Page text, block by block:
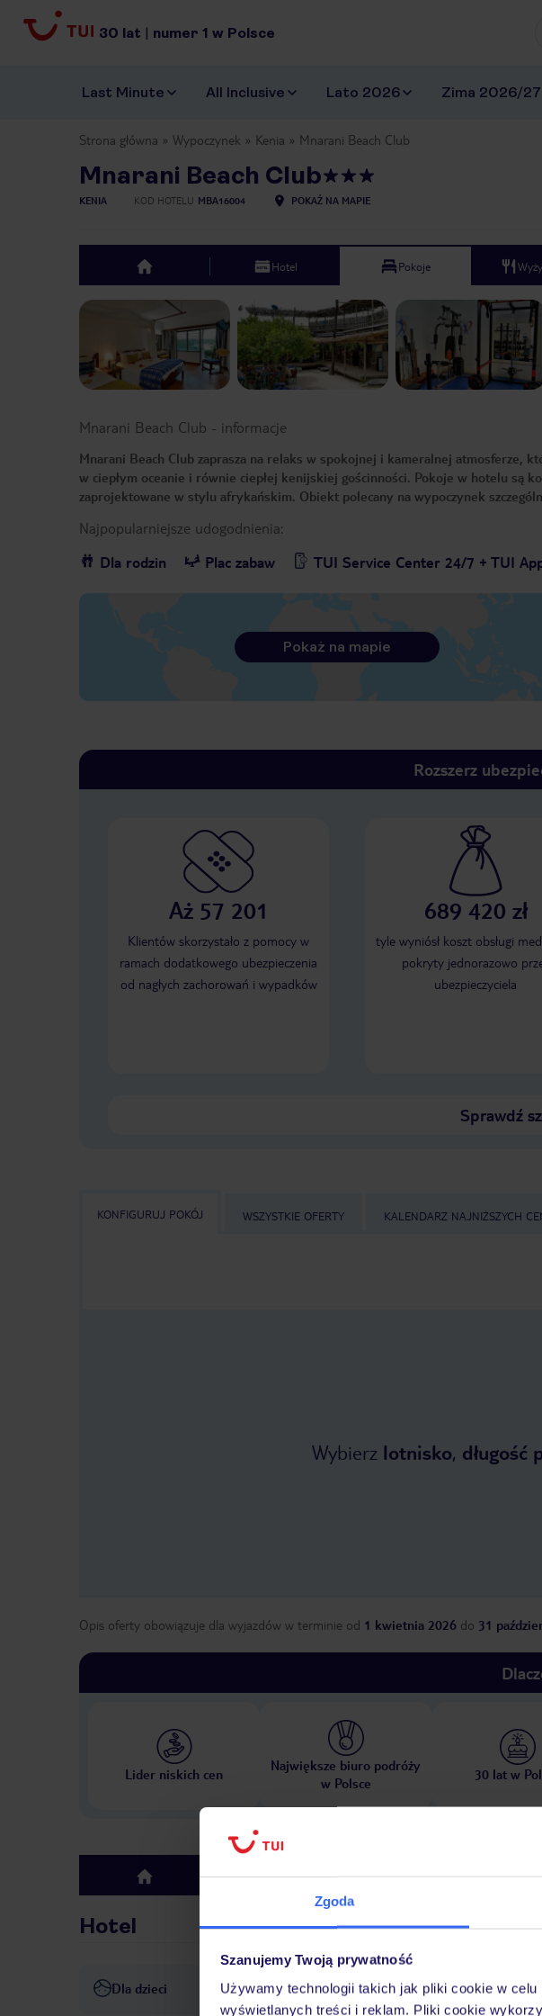
Zgoda
Szanujemy Twoją prywatność
Używamy technologii takich jak pliki cookie w
wyświetlanych treści i reklam. Pliki cookie
30 lat | numer 1 w Polsce
Last Minute All Inclusive Lato 2026 Zima 2026/27
Strona główna Wypoczynek Kenia Mnarani Beach Club
Mnarani Beach Club
KENIA KOD HOTELU MBA16004 POKAŻ NA MAPIE
top Hotel Pokoje
Previous slide
Mnarani Beach Club - informacje
Mnarani Beach Club zaprasza na relaks w spokojnej i kameralnej atmosferze,
w ciepłym oceanie i równie ciepłej kenijskiej gościnności. Pokoje w hotelu są
zaprojektowane w stylu afrykańskim. Obiekt polecany na wypoczynek
Najpopularniejsze udogodnienia:
Dla rodzin
Plac zabaw TUI Service Center 24/7 + TUI
Pokaż na mapie
Rozszerz
Aż 57 201
Klientów skorzystało z pomocy w
ramach dodatkowego ubezpieczenia
od nagłych zachorowań i wypadków
689 420 zł
tyle wyniósł koszt obsługi
pokryty jednorazowo
ubezpieczyciela
Sprawdź
KONFIGURUJ POKÓJ WSZYSTKIE OFERTY KALENDARZ NAJNIŻSZYCH
Wybierz lotnisko, długość
Opis oferty obowiązuje dla wyjazdów w terminie od 1 kwietnia 2026 do 31
Lider niskich cen
Największe biuro podróży
w Polsce
30 lat w
top Hotel Pokoje
Hotel
Dla dzieci plac zabaw